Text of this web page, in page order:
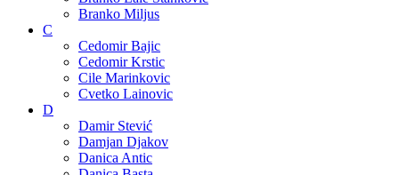
Branko Miljus
C
Cedomir Bajic
Cedomir Krstic
Cile Marinkovic
Cvetko Lainovic
D
Damir Stević
Damjan Djakov
Danica Antic